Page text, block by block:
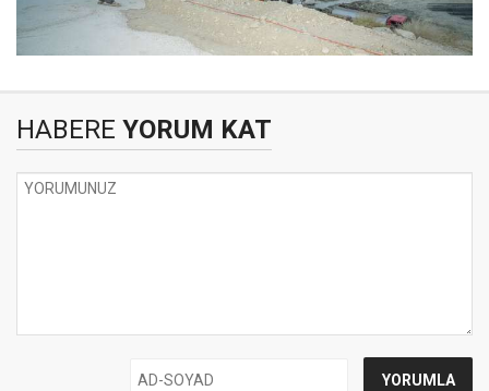
HABERE YORUM KAT